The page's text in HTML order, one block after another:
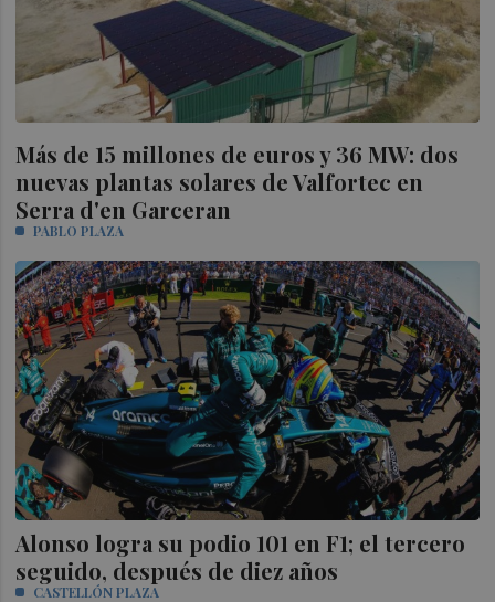
Más de 15 millones de euros y 36 MW: dos
nuevas plantas solares de Valfortec en
Serra d'en Garceran
PABLO PLAZA
Alonso logra su podio 101 en F1; el tercero
seguido, después de diez años
CASTELLÓN PLAZA